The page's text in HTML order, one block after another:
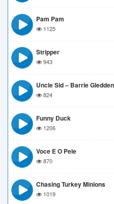
Pam Pam
1125
Stripper
943
Uncle Sid – Barrie
824
Funny Duck
1206
Voce E O Pele
870
Chasing Turkey Minions
1019